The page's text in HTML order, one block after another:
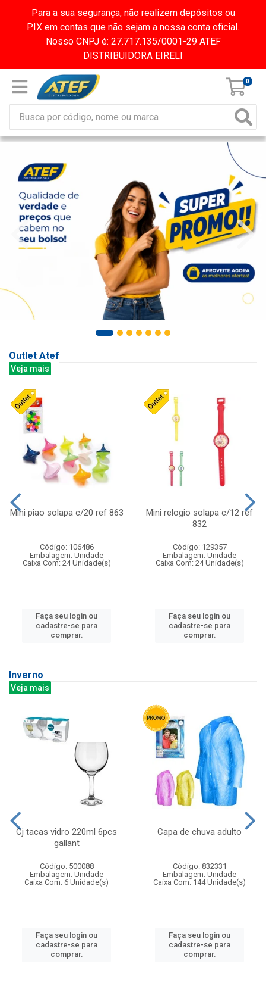
Para a sua segurança, não realizem depósitos ou
PIX em contas que não sejam a nossa conta oficial.
Nosso CNPJ é: 27.717.135/0001-29 ATEF
DISTRIBUIDORA EIRELI
0
Outlet Atef
Veja mais
Mini piao solapa c/20 ref 863
Código: 106486
Embalagem: Unidade
Caixa Com: 24 Unidade(s)
Faça seu login ou
cadastre-se para
comprar.
Mini relogio solapa c/12 ref
832
Código: 129357
Embalagem: Unidade
Caixa Com: 24 Unidade(s)
Faça seu login ou
cadastre-se para
comprar.
Inverno
Veja mais
Cj tacas vidro 220ml 6pcs
gallant
Código: 500088
Embalagem: Unidade
Caixa Com: 6 Unidade(s)
Faça seu login ou
cadastre-se para
comprar.
Capa de chuva adulto
Código: 832331
Embalagem: Unidade
Caixa Com: 144 Unidade(s)
Faça seu login ou
cadastre-se para
comprar.